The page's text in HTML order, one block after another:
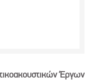
Έργων